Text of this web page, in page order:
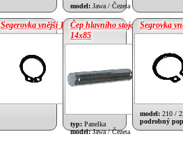
model: Jawa / Čezeta
Segerovka vnější 14 Čep hlavního stojanu
14x85
2.71 €
typ: Panelka
model:Jawa / Čezeta
Segrovka
model: 210 /
podrobný